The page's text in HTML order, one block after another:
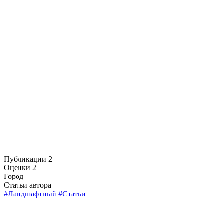
Публикации 2
Оценки 2
Город
Статьи автора
#Ландшафтный #Статьи